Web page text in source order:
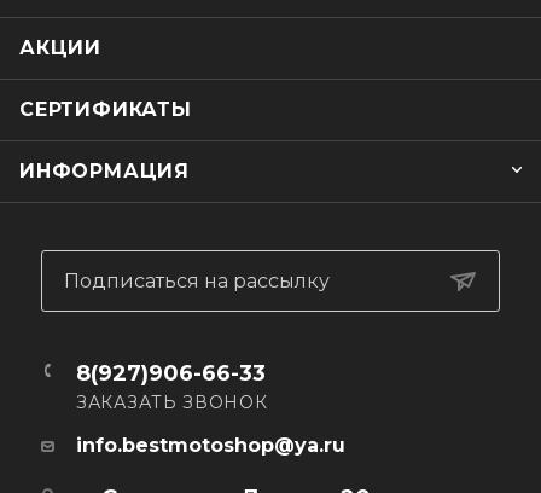
АКЦИИ
СЕРТИФИКАТЫ
ИНФОРМАЦИЯ
Подписаться на рассылку
8(927)906-66-33
ЗАКАЗАТЬ ЗВОНОК
info.bestmotoshop@ya.ru